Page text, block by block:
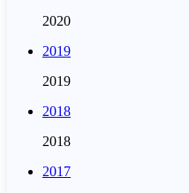
2020
2019
2019
2018
2018
2017